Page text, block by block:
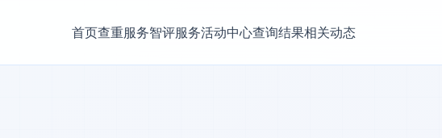
首页查重服务智评服务活动中心查询结果相关动态